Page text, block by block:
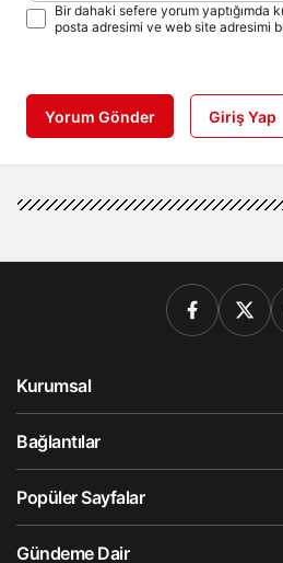
Bir dahaki sefere yorum yaptığımda
posta adresimi ve web site adresimi
Yorum Gönder Giriş Yap
Kurumsal
Bağlantılar
Popüler Sayfalar
Gündeme Dair